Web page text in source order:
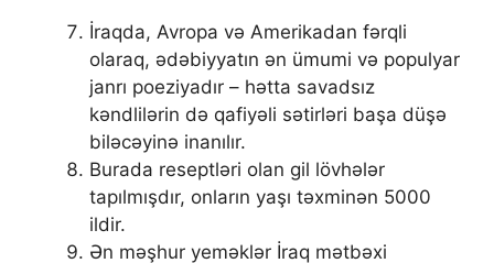
İraqda, Avropa və Amerikadan fərqli
olaraq, ədəbiyyatın ən ümumi və populyar
janrı poeziyadır – hətta savadsız
kəndlilərin də qafiyəli sətirləri başa düşə
biləcəyinə inanılır.
Burada reseptləri olan gil lövhələr
tapılmışdır, onların yaşı təxminən 5000
ildir.
Ən məşhur yeməklər İraq mətbəxi